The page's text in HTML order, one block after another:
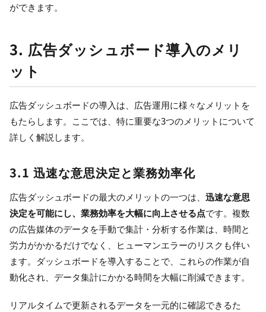
ができます。
3. 広告ダッシュボード導入のメリ
ット
広告ダッシュボードの導入は、広告運用に様々なメリットを
もたらします。ここでは、特に重要な3つのメリットについて
詳しく解説します。
3.1 迅速な意思決定と業務効率化
広告ダッシュボードの最大のメリットの一つは、 迅速な意思
決定を可能にし、業務効率を大幅に向上させる点です。複数
の広告媒体のデータを手動で集計・分析する作業は、時間と
労力がかかるだけでなく、ヒューマンエラーのリスクも伴い
ます。ダッシュボードを導入することで、これらの作業が自
動化され、データ集計にかかる時間を大幅に削減できます。
リアルタイムで更新されるデータを一元的に確認できるた